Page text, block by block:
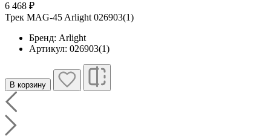
6 468 ₽
Трек MAG-45 Arlight 026903(1)
Бренд: Arlight
Артикул: 026903(1)
В корзину